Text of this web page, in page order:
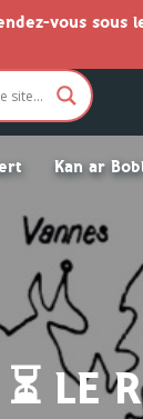
Kan ar
⏳ LE
vous sous